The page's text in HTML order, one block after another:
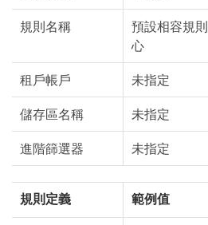
規則名稱
預設相容規
心
租戶帳戶 未指定
儲存區名稱 未指定
進階篩選器 未指定
規則定義 範例值